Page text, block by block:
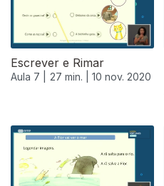
Escrever e Rimar
Aula 7 | 27 min. | 10 nov. 2020